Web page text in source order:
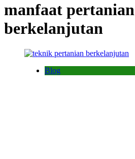
manfaat pertanian
berkelanjutan
Blog